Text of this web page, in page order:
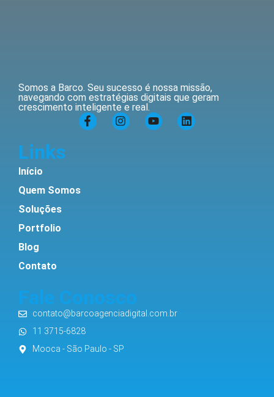
Somos a Barco. Seu sucesso é nossa missão,
navegando com estratégias digitais que geram
crescimento inteligente e real.
Links
Início
Quem Somos
Soluções
Portfolio
Blog
Contato
Fale Conosco
contato@barcoagenciadigital.com.br
11 3715-6828
Mooca - São Paulo - SP